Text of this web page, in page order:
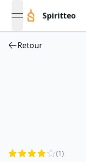
open navigation menu
Spiritteo
Retour
Reviews (1)